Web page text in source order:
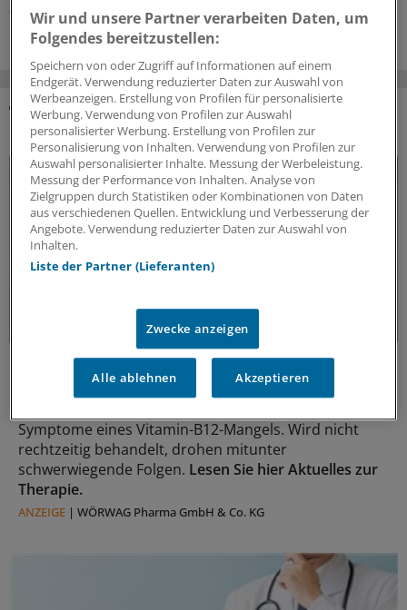
06.08.2026
DAS KÖNNTE SIE AUCH INTERESSIEREN
Fatal verkannt
Vitamin-B12-Mangel frühzeitig behandeln!
Symptome eines Vitamin-B12-Mangels. Wird nicht
rechtzeitig behandelt, drohen mitunter
schwerwiegende Folgen. Lesen Sie hier Aktuelles zur
Therapie.
ANZEIGE | WÖRWAG Pharma GmbH & Co. KG
Wir und unsere Partner verarbeiten Daten, um
Folgendes bereitzustellen:
Speichern von oder Zugriff auf Informationen auf einem
Endgerät. Verwendung reduzierter Daten zur Auswahl von
Werbeanzeigen. Erstellung von Profilen für personalisierte
Werbung. Verwendung von Profilen zur Auswahl
personalisierter Werbung. Erstellung von Profilen zur
Personalisierung von Inhalten. Verwendung von Profilen zur
Auswahl personalisierter Inhalte. Messung der Werbeleistung.
Messung der Performance von Inhalten. Analyse von
Zielgruppen durch Statistiken oder Kombinationen von Daten
aus verschiedenen Quellen. Entwicklung und Verbesserung der
Angebote. Verwendung reduzierter Daten zur Auswahl von
Inhalten.
Liste der Partner (Lieferanten)
Zwecke anzeigen
Alle ablehnen Akzeptieren